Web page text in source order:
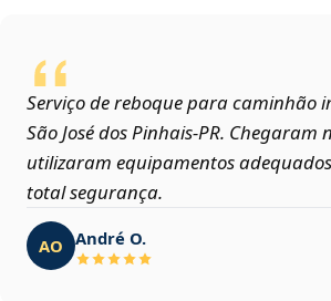
Serviço de reboque para caminhão
São José dos Pinhais‑PR. Chegaram
utilizaram equipamentos
total segurança.
AO André O.